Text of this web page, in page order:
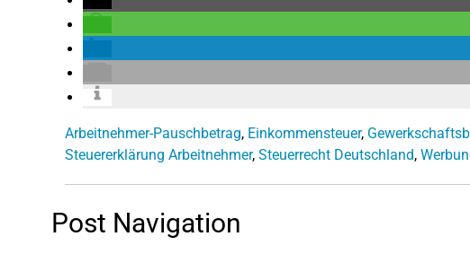
Arbeitnehmer-Pauschbetrag, Einkommensteuer,
Steuererklärung Arbeitnehmer, Steuerrecht Deutschland,
Post Navigation